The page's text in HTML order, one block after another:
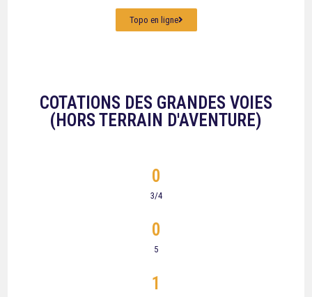
Topo en ligne
COTATIONS DES GRANDES VOIES
(HORS TERRAIN D'AVENTURE)
3/4
0
5
0
1